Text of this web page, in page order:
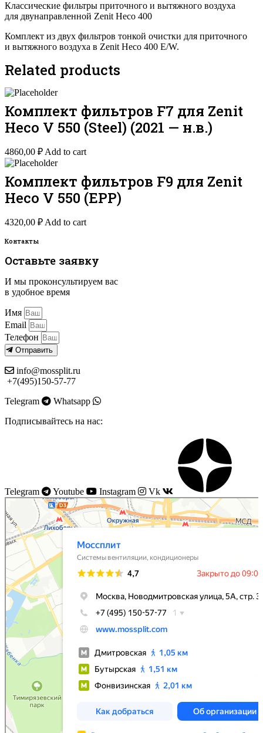
Классические фильтры приточного и вытяжного воздуха
для двунаправленной Zenit Heco 400
Комплект из двух фильтров тонкой очистки для приточного
и вытяжного воздуха в Zenit Heco 400 E/W.
Related products
Комплект фильтров F7 для Zenit
Heco V 550 (Steel) (2021 — н.в.)
4860,00 ₽ Add to cart
Комплект фильтров F9 для Zenit
Heco V 550 (EPP)
4320,00 ₽ Add to cart
Контакты
Оставьте заявку
И мы проконсультируем вас
в удобное время
Имя
Email
Телефон
Отправить
info@mossplit.ru
+7(495)150-57-77
Telegram
Whatsapp
Подписывайтесь на нас:
Telegram Youtube Instagram Vk
Моссплит
Системы вентиляции в Москве
Установка кондиционеров в Москве